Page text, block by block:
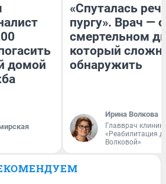
домой
«Спуталась
пургу». Врач — о
смертельном
который
обнаружить
Ирина Волкова
Главврач
«Реабилитация
Волковой»